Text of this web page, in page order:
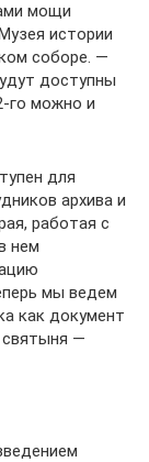
мощи
истории
соборе. —
доступны
го можно и
для
архива и
работая с
нем
мы ведем
как документ
святыня —